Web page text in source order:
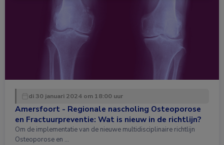
di 30 januari 2024 om 18:00 uur
Amersfoort - Regionale nascholing Osteoporose
en Fractuurpreventie: Wat is nieuw in de richtlijn?
Om de implementatie van de nieuwe multidisciplinaire richtlijn
Osteoporose en …